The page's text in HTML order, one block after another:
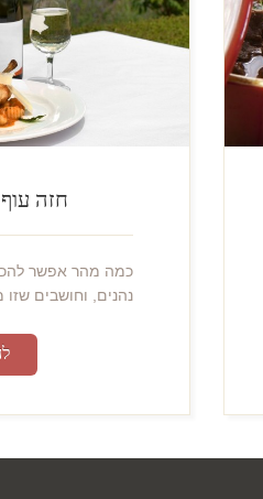
חזה
כמה מהר אפשר
נהנים, וחושבים